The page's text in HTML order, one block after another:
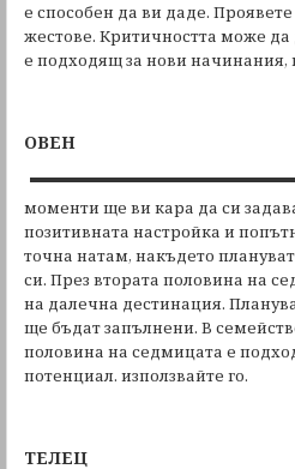
е способен да ви даде.
жестове. Критичността може
е подходящ за нови начинания,
ОВЕН
моменти ще ви кара да си
позитивната настройка и
точна натам, накъдето
си. През втората половина на
на далечна дестинация.
ще бъдат запълнени. В
половина на седмицата е
потенциал. използвайте го.
ТЕЛЕЦ